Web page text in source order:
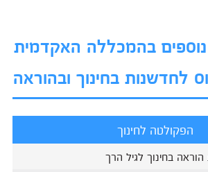
נוספים בהמכללה האקדמית
לחדשנות בחינוך ובהוראה
הפקולטה לחינוך
בחינוך לגיל הרך